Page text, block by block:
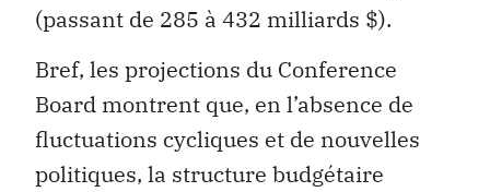
(passant de 285 à 432 milliards $).
Bref, les projections du Conference
Board montrent que, en l’absence de
fluctuations cycliques et de nouvelles
politiques, la structure budgétaire